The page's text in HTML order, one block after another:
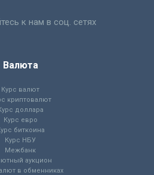
к нам в соц. сетях
Валюта
Курс валют
криптовалют
доллара
Курс евро
биткоина
Курс НБУ
Межбанк
аукцион
в обменниках